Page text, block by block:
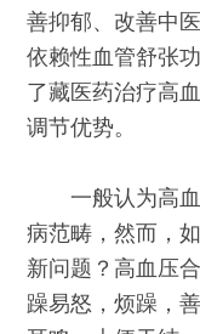
善抑郁、改善中
依赖性血管舒张
了藏医药治疗高
调节优势。
一般认为高血
病范畴，然而，
新问题？高血压
躁易怒，烦躁，